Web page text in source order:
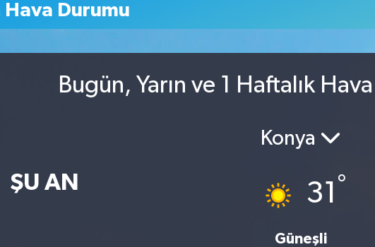
Hava Durumu
Bugün, Yarın ve 1 Haftalık
ŞU AN
Konya
31 °
Güneşli